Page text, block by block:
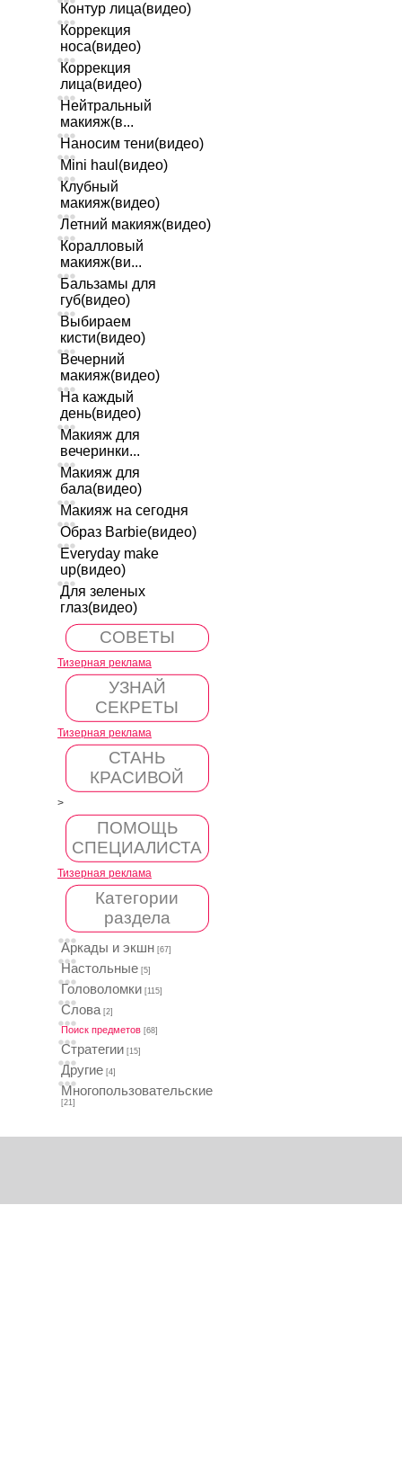
Контур лица(видео)
Коррекция
носа(видео)
Коррекция
лица(видео)
Нейтральный
макияж(в...
Наносим тени(видео)
Mini haul(видео)
Клубный
макияж(видео)
Летний макияж(видео)
Коралловый
макияж(ви...
Бальзамы для
губ(видео)
Выбираем
кисти(видео)
Вечерний
макияж(видео)
На каждый
день(видео)
Макияж для
вечеринки...
Макияж для
бала(видео)
Макияж на сегодня
Образ Barbie(видео)
Everyday make
up(видео)
Для зеленых
глаз(видео)
СОВЕТЫ
Тизерная реклама
УЗНАЙ
СЕКРЕТЫ
Тизерная реклама
СТАНЬ
КРАСИВОЙ
>
ПОМОЩЬ
СПЕЦИАЛИСТА
Тизерная реклама
Категории
раздела
Аркады и экшн [67]
Настольные [5]
Головоломки [115]
Слова [2]
Поиск предметов [68]
Стратегии [15]
Другие [4]
Многопользовательские
[21]